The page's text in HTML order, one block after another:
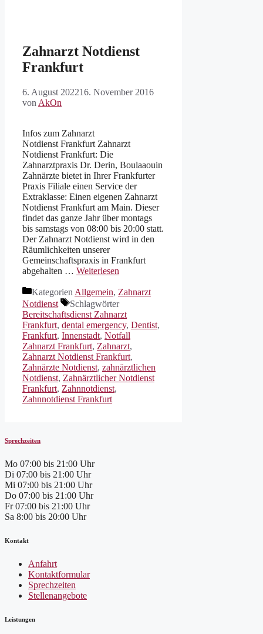
Zahnarzt Notdienst
Frankfurt
6. August 202216. November 2016
von AkOn
Infos zum Zahnarzt
Notdienst Frankfurt Zahnarzt
Notdienst Frankfurt: Die
Zahnarztpraxis Dr. Derin, Boulaaouin
Zahnärzte bietet in Ihrer Frankfurter
Praxis Filiale einen Service der
Extraklasse: Einen eigenen Zahnarzt
Notdienst Frankfurt am Main. Dieser
findet das ganze Jahr über montags
bis samstags von 08:00 bis 20:00 statt.
Der Zahnarzt Notdienst wird in den
Räumlichkeiten unserer
Gemeinschaftspraxis in Frankfurt
abgehalten … Weiterlesen
Kategorien Allgemein, Zahnarzt
Notdienst
Schlagwörter
Bereitschaftsdienst Zahnarzt
Frankfurt, dental emergency, Dentist,
Frankfurt, Innenstadt, Notfall
Zahnarzt Frankfurt, Zahnarzt,
Zahnarzt Notdienst Frankfurt,
Zahnärzte Notdienst, zahnärztlichen
Notdienst, Zahnärztlicher Notdienst
Frankfurt, Zahnnotdienst,
Zahnnotdienst Frankfurt
Sprechzeiten
Mo 07:00 bis 21:00 Uhr
Di 07:00 bis 21:00 Uhr
Mi 07:00 bis 21:00 Uhr
Do 07:00 bis 21:00 Uhr
Fr 07:00 bis 21:00 Uhr
Sa 8:00 bis 20:00 Uhr
Kontakt
Anfahrt
Kontaktformular
Sprechzeiten
Stellenangebote
Leistungen